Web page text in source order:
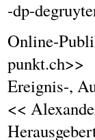
-dp-
Online-
punkt.ch>>
Ereignis-,
<<